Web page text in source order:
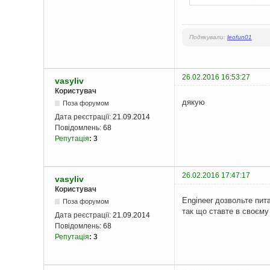
Подякували: leofun01
vasyliv
26.02.2016 16:53:27
Користувач
Поза форумом
Дата реєстрації: 21.09.2014
Повідомлень: 68
Репутація: 3
дякую
vasyliv
26.02.2016 17:47:17
Користувач
Поза форумом
Дата реєстрації: 21.09.2014
Повідомлень: 68
Репутація: 3
Engineer дозвольте
так що ставте в